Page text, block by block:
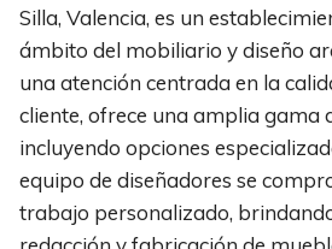
Silla, Valencia, es un
ámbito del mobiliario y diseño
una atención centrada en la
cliente, ofrece una amplia gama
incluyendo opciones
equipo de diseñadores se
trabajo personalizado,